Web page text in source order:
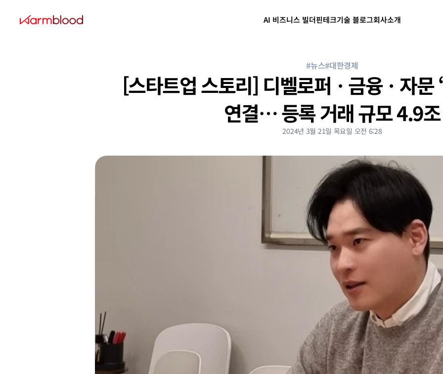
AI 비즈니스 빌더핀테크기술 블로그회사소개
#뉴스#대한경제
[스타트업 스토리] 디벨로퍼ㆍ금융ㆍ자문
연결… 등록 거래 규모 4.9조
2024년 3월 21일 목요일 오전 6:28